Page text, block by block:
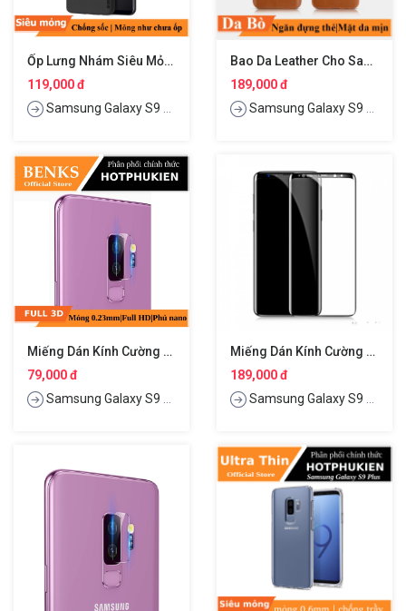
Ốp Lưng Nhám Siêu Mỏng 0.3mm Cho Samsung Galaxy S9 Plus
119,000 đ
Samsung Galaxy S9 Plus
Bao Da Leather Cho Samsung Galaxy S9 Plus Hiệu Nillkin Qin
189,000 đ
Samsung Galaxy S9 Plus
Miếng Dán Kính Cường Lực Camera Cho Samsung Galaxy S9 Plus Hiệu Benks
79,000 đ
Samsung Galaxy S9 Plus
Miếng Dán Kính Cường Lực Full 3D Cho Samsung Galaxy S9 Plus Hiệu Baseus
189,000 đ
Samsung Galaxy S9 Plus